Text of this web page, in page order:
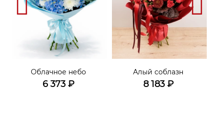
Облачное небо
6 373 ₽
Алый соблазн
8 183₽